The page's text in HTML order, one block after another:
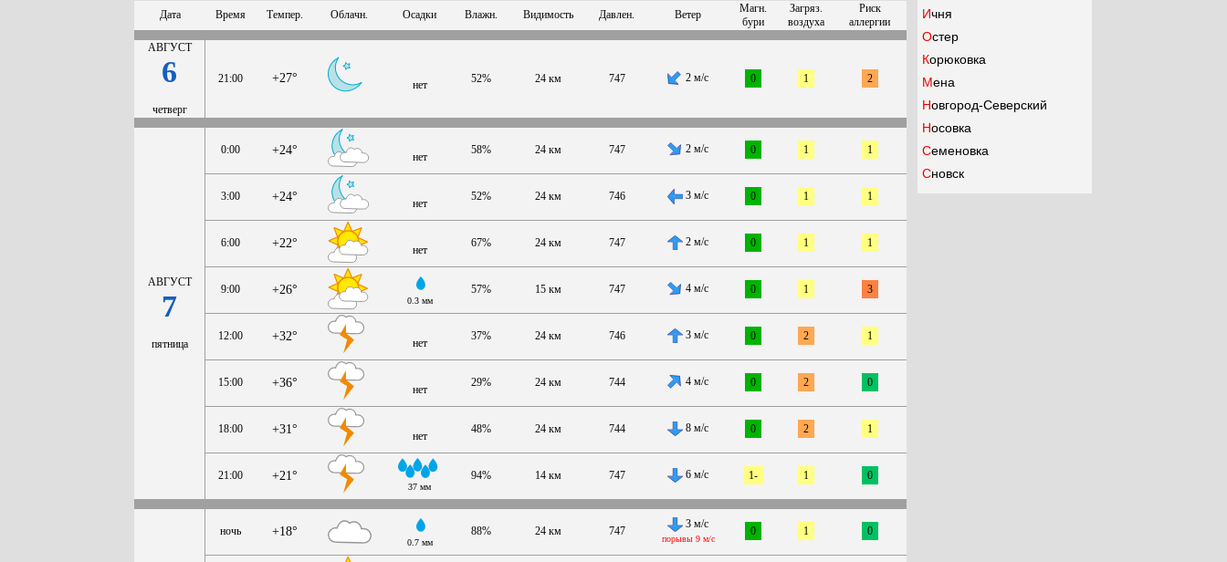
Дата Время Темпер. Облачн. Осадки Влажн. Видимость Давлен. Ветер
Магн.
бури
Загряз.
воздуха
Риск
аллергии
АВГУСТ
6
четверг
21:00 +27° нет 52% 24 км 747 2 м/с 0 1 2
АВГУСТ
7
пятница
0:00 +24° нет
58% 24 км 747 2 м/с 0 1 1
3:00 +24° нет
52% 24 км 746 3 м/с 0 1 1
6:00 +22° нет
67% 24 км 747 2 м/с 0 1 1
9:00 +26°
0.3 мм
57% 15 км 747 4 м/с 0 1 3
12:00 +32° нет
37% 24 км 746 3 м/с 0 2 1
15:00 +36° нет
29% 24 км 744 4 м/с 0 2 0
18:00 +31° нет
48% 24 км 744 8 м/с 0 2 1
21:00 +21°
37 мм
94% 14 км 747 6 м/с 1- 1 0
ночь +18°
0.7 мм
88% 24 км 747
3 м/с
порывы 9 м/с
0 1 0
Ичня
Остер
Корюковка
Мена
Новгород-Северский
Носовка
Семеновка
Сновск